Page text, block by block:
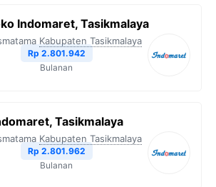
Indomaret, Tasikmalaya
Kabupaten Tasikmalaya
Rp 2.801.942
Bulanan
Tasikmalaya
Kabupaten Tasikmalaya
Rp 2.801.962
Bulanan